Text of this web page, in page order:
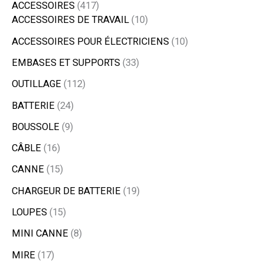
ACCESSOIRES 417
ACCESSOIRES DE TRAVAIL 10
ACCESSOIRES POUR ÉLECTRICIENS 10
EMBASES ET SUPPORTS 33
OUTILLAGE 112
BATTERIE 24
BOUSSOLE 9
CÂBLE 16
CANNE 15
CHARGEUR DE BATTERIE 19
LOUPES 15
MINI CANNE 8
MIRE 17